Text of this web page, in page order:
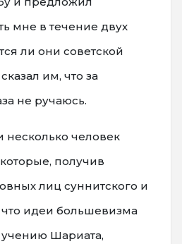
мне в течение двух
ли они советской
им, что за
не ручаюсь.
человек
получив
лиц суннитского и
что идеи большевизма
учению Шариата,